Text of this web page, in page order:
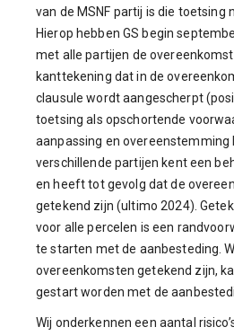
van de MSNF partij is die toetsing
Hierop hebben GS begin
met alle partijen de
kanttekening dat in de
clausule wordt aangescherpt
toetsing als opschortende
aanpassing en overeenstemming
verschillende partijen kent een
en heeft tot gevolg dat de
getekend zijn (ultimo 2024).
voor alle percelen is een
te starten met de aanbesteding.
overeenkomsten getekend zijn,
gestart worden met de
Wij onderkennen een aantal